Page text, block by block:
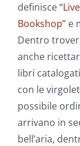
definisce
Bookshop” e
Dentro
anche
libri
con le
possibile
arrivano in
bell’aria,